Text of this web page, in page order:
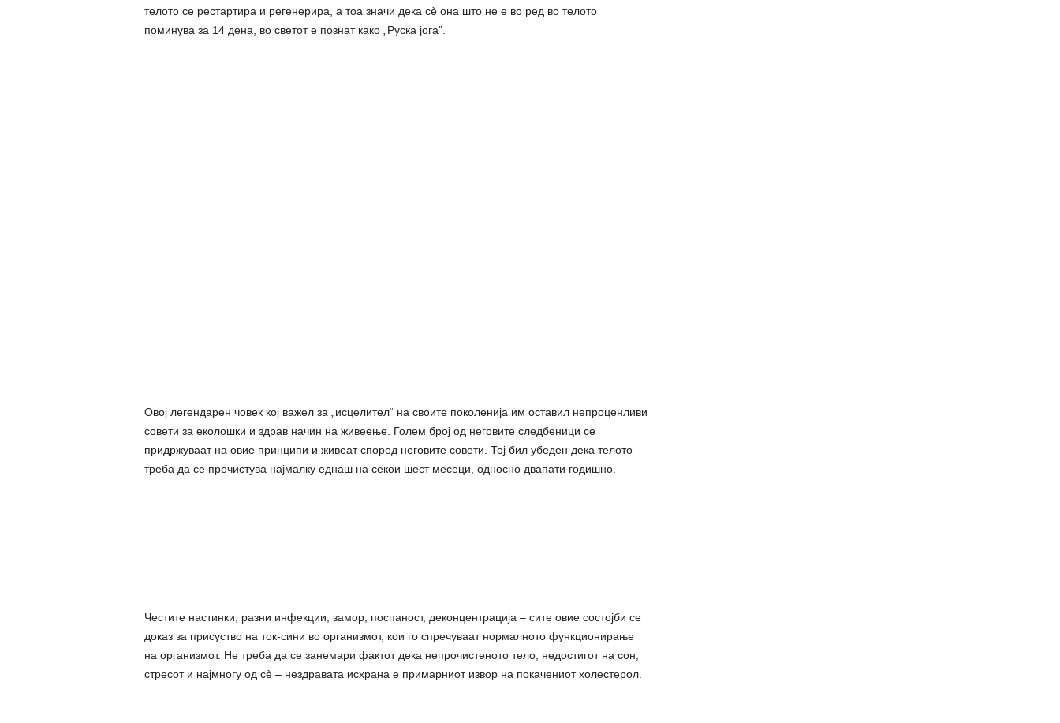
телото се pecтартира и peгенерира, а тоа значи дека сè она што не е во ред во телото
поминува за 14 дена, во светот е познат како „Руска јога”.
Овој легендарен човек кој важел за „иcцелител“ на своите поколенија им оставил непроценливи
совети за еколошки и здрав начин на живеење. Голем број од неговите следбеници се
придржуваат на овие принципи и живеат според неговите совети. Тој бил убеден дека телото
треба да се прочистува најмалку еднаш на секои шест месеци, односно двапати годишно.
Честите настинки, разни инфекции, замор, поспаност, деконцентрација – сите овие состојби се
доказ за присуство на ток-сини во организмот, кои го спречуваат нормалното функционирање
на организмот. Не треба да се занемари фактот дека непрочистеното тело, недостигот на сон,
cтpecот и најмногу од сè – нездравата исхрана е примарниот извор на покачениот холестерол.